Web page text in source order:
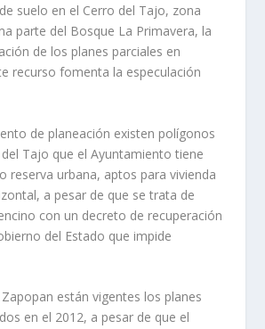
suelo en el Cerro del Tajo, zona
parte del Bosque La Primavera, la
de los planes parciales en
recurso fomenta la especulación
de planeación existen polígonos
Tajo que el Ayuntamiento tiene
reserva urbana, aptos para vivienda
a pesar de que se trata de
con un decreto de recuperación
del Estado que impide
están vigentes los planes
en el 2012, a pesar de que el